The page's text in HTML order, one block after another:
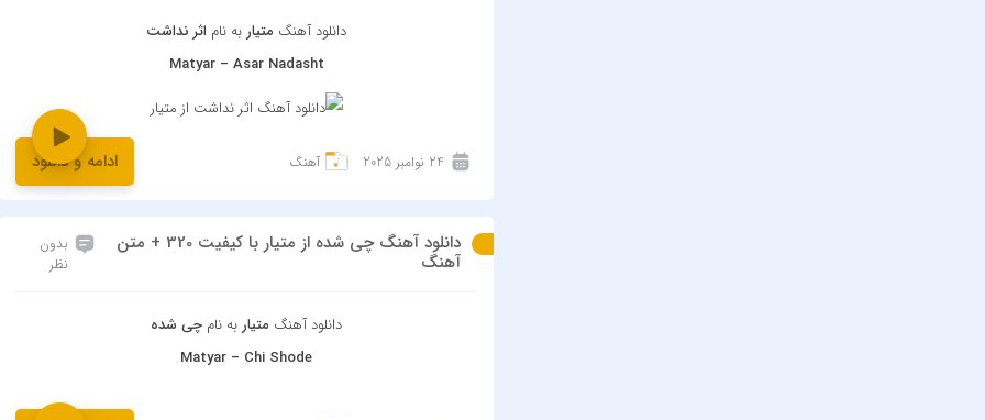
دانلود آهنگ متیار به نام اثر نداشت
Matyar – Asar Nadasht
24 نوامبر 2025 آهنگ ادامه و دانلود
دانلود آهنگ چی شده از متیار با کیفیت 320 + متن
آهنگ
بدون
نظر
دانلود آهنگ متیار به نام چی شده
Matyar – Chi Shode